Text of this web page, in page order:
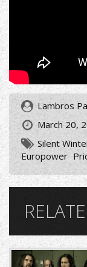
Lambros
March 20,
Silent
Europower